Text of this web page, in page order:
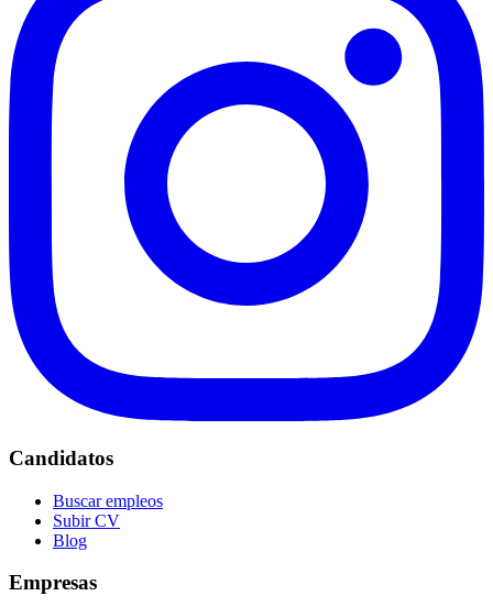
Candidatos
Buscar empleos
Subir CV
Blog
Empresas